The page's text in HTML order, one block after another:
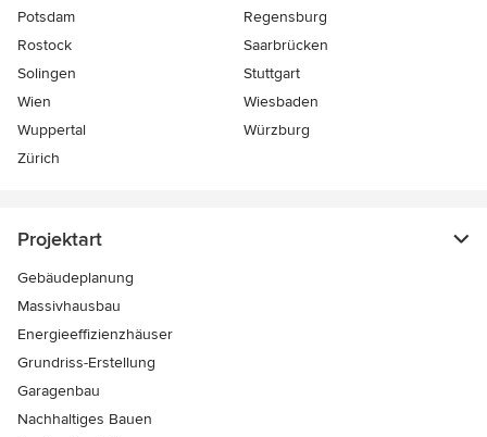
Potsdam
Regensburg
Rostock
Saarbrücken
Solingen
Stuttgart
Wien
Wiesbaden
Wuppertal
Würzburg
Zürich
Projektart
Gebäudeplanung
Massivhausbau
Energieeffizienzhäuser
Grundriss-Erstellung
Garagenbau
Nachhaltiges Bauen